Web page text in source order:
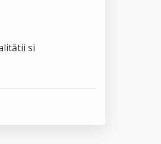
si